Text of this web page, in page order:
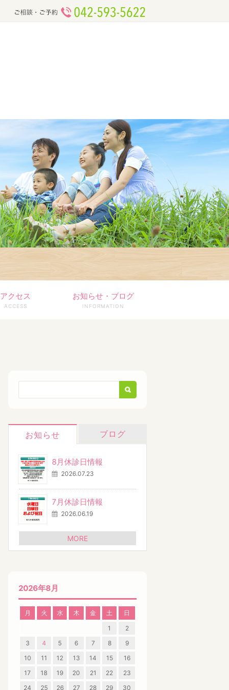
アクセス
ACCESS
お知らせ・ブログ
INFORMATION
お知らせ ブログ
8月休診日情報
2026.07.23
7月休診日情報
2026.06.19
MORE
2026年8月
月 火 水 木 金 土
日
1
2
3
4 5 6 7 8
9
10
11 12 13 14 15
16
17
18 19 20 21 22
23
24
25 26 27 28 29 30